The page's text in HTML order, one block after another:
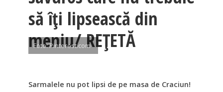
să îți lipsească din
meniu/ REȚETĂ
Foto: Pinterest.com
Sarmalele nu pot lipsi de pe masa de Craciun!